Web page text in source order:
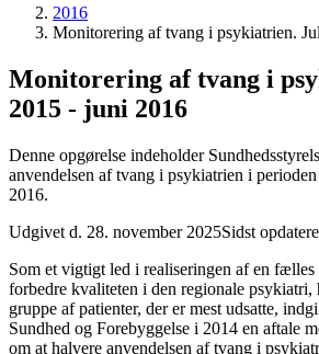
2016
Monitorering af tvang i psykiatrien.
Monitorering af tvang i
2015 - juni 2016
Denne opgørelse indeholder
anvendelsen af tvang i psykiatrien i
2016.
Udgivet d. 28. november 2025Sidst
Som et vigtigt led i realiseringen af en
forbedre kvaliteten i den regionale
gruppe af patienter, der er mest udsatte,
Sundhed og Forebyggelse i 2014 en aftale
om at halvere anvendelsen af tvang i